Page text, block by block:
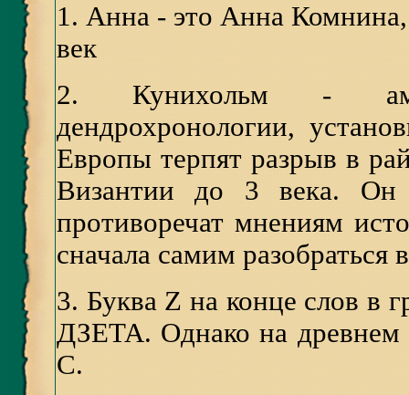
1. Анна - это Анна
век
2.Кунихольм -
дендрохронологии,
Европы терпят разрыв в
Византии до 3 века. Он
противоречат мнениям
сначала самим разобраться
3. Буква Z на конце слов в
ДЗЕТА. Однако на древнем
С.